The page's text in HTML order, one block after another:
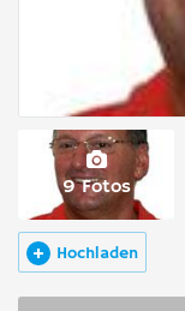
9 Fotos
Hochladen